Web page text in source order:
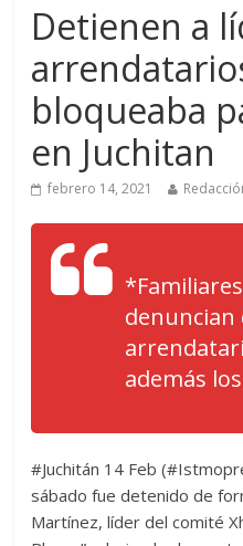
Detienen a
bloqueaba
en Juchitan
febrero 14, 2021
denuncian
además
#Juchitán 14 Feb
sábado fue detenido de
Martínez, líder del comité